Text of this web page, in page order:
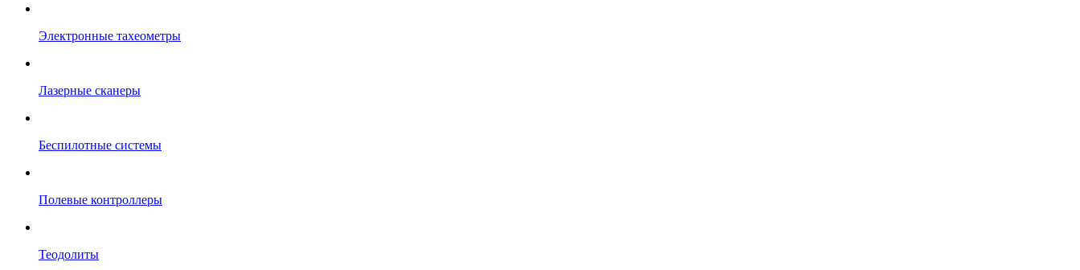
Электронные тахеометры
Лазерные сканеры
Беспилотные системы
Полевые контроллеры
Теодолиты